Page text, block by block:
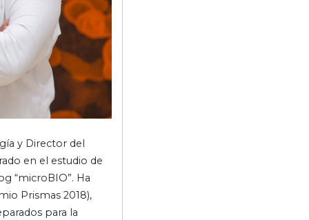
y Director del
en el estudio de
“microBIO”. Ha
Prismas 2018),
para la